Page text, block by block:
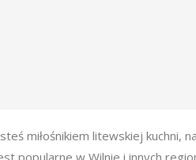
miłośnikiem litewskiej kuchni,